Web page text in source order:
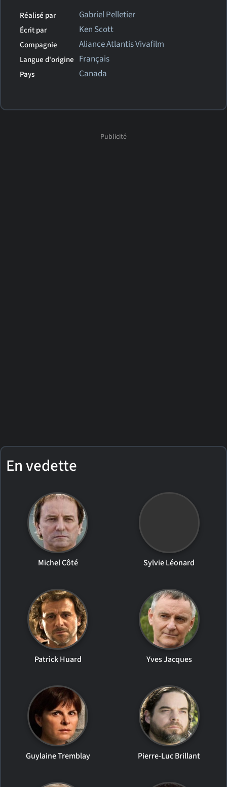
Réalisé par Gabriel Pelletier
Écrit par Ken Scott
Compagnie Aliance Atlantis Vivafilm
Langue d'origine Français
Pays Canada
En vedette
Michel Côté Sylvie Léonard
Patrick Huard Yves Jacques
Guylaine Tremblay Pierre-Luc Brillant